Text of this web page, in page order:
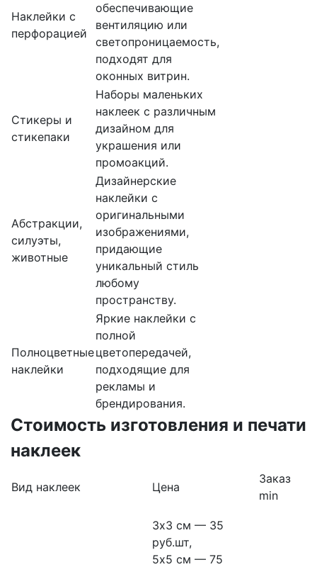
Наклейки с
перфорацией
обеспечивающие
вентиляцию или
светопроницаемость,
подходят для
оконных витрин.
Стикеры и
стикепаки
Наборы маленьких
наклеек с различным
дизайном для
украшения или
промоакций.
Абстракции,
силуэты,
животные
Дизайнерские
наклейки с
оригинальными
изображениями,
придающие
уникальный стиль
любому
пространству.
Полноцветные
наклейки
Яркие наклейки с
полной
цветопередачей,
подходящие для
рекламы и
брендирования.
Стоимость изготовления и печати
наклеек
Вид наклеек Цена
Заказ
min
3х3 см — 35
руб.шт,
5х5 см — 75